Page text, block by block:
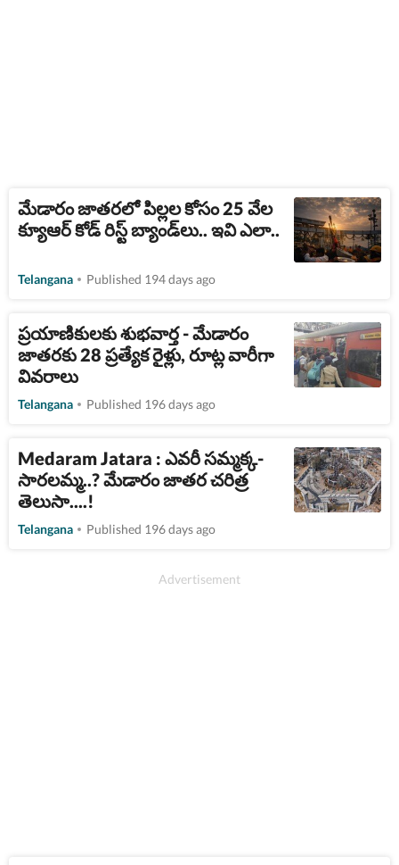
మేడారం జాతరలో పిల్లల కోసం 25 వేల
క్యూఆర్ కోడ్ రిస్ట్‌ బ్యాండ్‌లు.. ఇవి ఎలా..
Telangana Published 194 days ago
ప్రయాణికులకు శుభవార్త - మేడారం
జాతరకు 28 ప్రత్యేక రైళ్లు, రూట్ల వారీగా
వివరాలు
Telangana Published 196 days ago
Medaram Jatara : ఎవరీ సమ్మక్క-
సారలమ్మ..? మేడారం జాతర చరిత్ర
తెలుసా....!
Telangana Published 196 days ago